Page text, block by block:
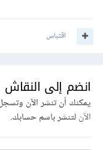
اقتباس
انضم إلى النقاش
يمكنك أن تنشر الآن
الآنلتنشر باسم حسابك.